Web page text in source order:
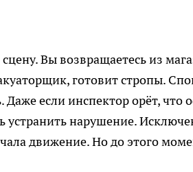
сцену. Вы возвращаетесь из
готовит стропы.
Даже если инспектор орёт,
устранить нарушение.
движение. Но до этого